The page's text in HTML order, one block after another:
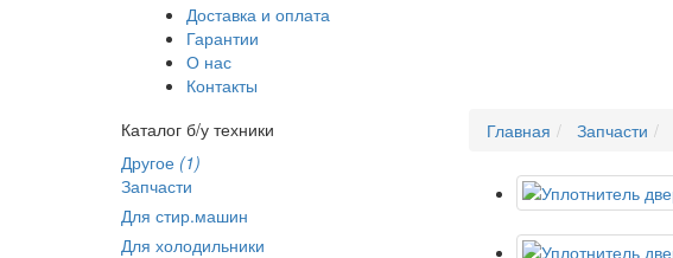
Доставка и оплата
Гарантии
О нас
Контакты
Каталог б/у техники
Другое (1)
Запчасти
Для стир.машин
Для холодильники
Главная Запчасти